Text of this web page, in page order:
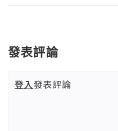
發表評論
登入發表評論